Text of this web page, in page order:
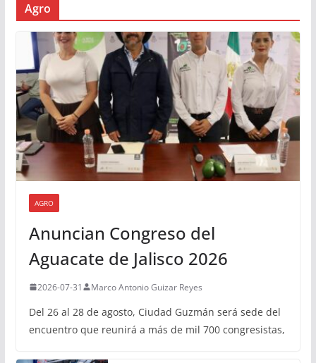
Agro
AGRO
Anuncian Congreso del
Aguacate de Jalisco 2026
2026-07-31 Marco Antonio Guizar Reyes
Del 26 al 28 de agosto, Ciudad Guzmán será sede del
encuentro que reunirá a más de mil 700 congresistas,